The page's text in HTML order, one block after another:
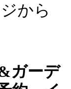
から
ガーデ